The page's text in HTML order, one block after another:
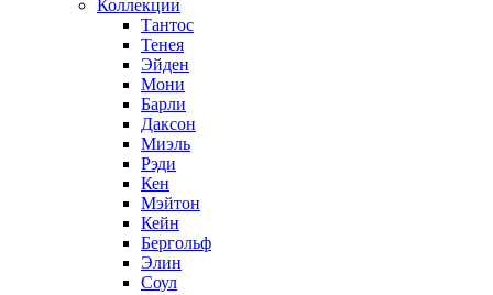
Коллекции
Тантос
Тенея
Эйден
Мони
Барли
Даксон
Миэль
Рэди
Кен
Мэйтон
Кейн
Бергольф
Элин
Соул